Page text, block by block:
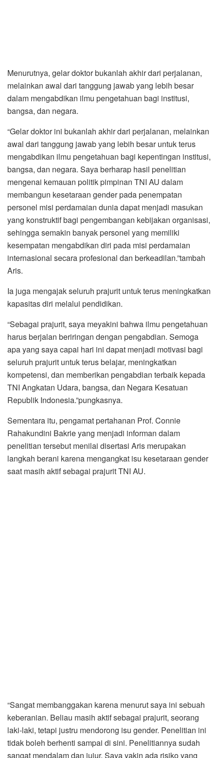
Menurutnya, gelar doktor bukanlah akhir dari perjalanan,
melainkan awal dari tanggung jawab yang lebih besar
dalam mengabdikan ilmu pengetahuan bagi institusi,
bangsa, dan negara.
“Gelar doktor ini bukanlah akhir dari perjalanan, melainkan
awal dari tanggung jawab yang lebih besar untuk terus
mengabdikan ilmu pengetahuan bagi kepentingan institusi,
bangsa, dan negara. Saya berharap hasil penelitian
mengenai kemauan politik pimpinan TNI AU dalam
membangun kesetaraan gender pada penempatan
personel misi perdamaian dunia dapat menjadi masukan
yang konstruktif bagi pengembangan kebijakan organisasi,
sehingga semakin banyak personel yang memiliki
kesempatan mengabdikan diri pada misi perdamaian
internasional secara profesional dan berkeadilan.”tambah
Aris.
Ia juga mengajak seluruh prajurit untuk terus meningkatkan
kapasitas diri melalui pendidikan.
“Sebagai prajurit, saya meyakini bahwa ilmu pengetahuan
harus berjalan beriringan dengan pengabdian. Semoga
apa yang saya capai hari ini dapat menjadi motivasi bagi
seluruh prajurit untuk terus belajar, meningkatkan
kompetensi, dan memberikan pengabdian terbaik kepada
TNI Angkatan Udara, bangsa, dan Negara Kesatuan
Republik Indonesia.”pungkasnya.
Sementara itu, pengamat pertahanan Prof. Connie
Rahakundini Bakrie yang menjadi informan dalam
penelitian tersebut menilai disertasi Aris merupakan
langkah berani karena mengangkat isu kesetaraan gender
saat masih aktif sebagai prajurit TNI AU.
“Sangat membanggakan karena menurut saya ini sebuah
keberanian. Beliau masih aktif sebagai prajurit, seorang
laki-laki, tetapi justru mendorong isu gender. Penelitian ini
tidak boleh berhenti sampai di sini. Penelitiannya sudah
sangat mendalam dan jujur. Saya yakin ada risiko yang